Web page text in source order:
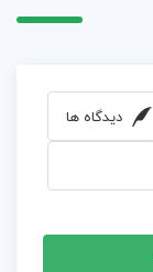
دیدگاه ها